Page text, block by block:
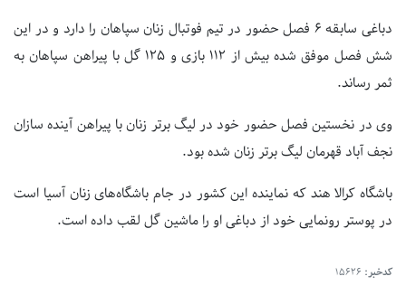
دباغی سابقه ۶ فصل حضور در تیم فوتبال زنان سپاهان را دارد و در این
شش فصل موفق شده بیش از ۱۱۲ بازی و ۱۲۵ گل با پیراهن سپاهان به
ثمر رساند.
وی در نخستین فصل حضور خود در لیگ برتر زنان با پیراهن آینده سازان
نجف آباد قهرمان لیگ برتر زنان شده بود.
باشگاه کرالا هند که نماینده این کشور در جام باشگاه‌های زنان آسیا است
در پوستر رونمایی خود از دباغی او را ماشین گل لقب داده است.
کدخبر: 15626